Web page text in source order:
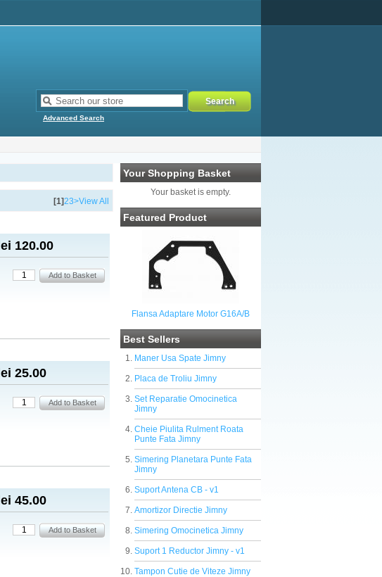
Advanced Search
Your Shopping Basket
Your basket is empty.
Featured Product
Flansa Adaptare Motor G16A/B
Best Sellers
Maner Usa Spate Jimny
Placa de Troliu Jimny
Set Reparatie Omocinetica
Jimny
Cheie Piulita Rulment Roata
Punte Fata Jimny
Simering Planetara Punte Fata
Jimny
Suport Antena CB - v1
Amortizor Directie Jimny
Simering Omocinetica Jimny
Suport 1 Reductor Jimny - v1
Tampon Cutie de Viteze Jimny
[1]23>View All
lei 120.00
lei 25.00
lei 45.00